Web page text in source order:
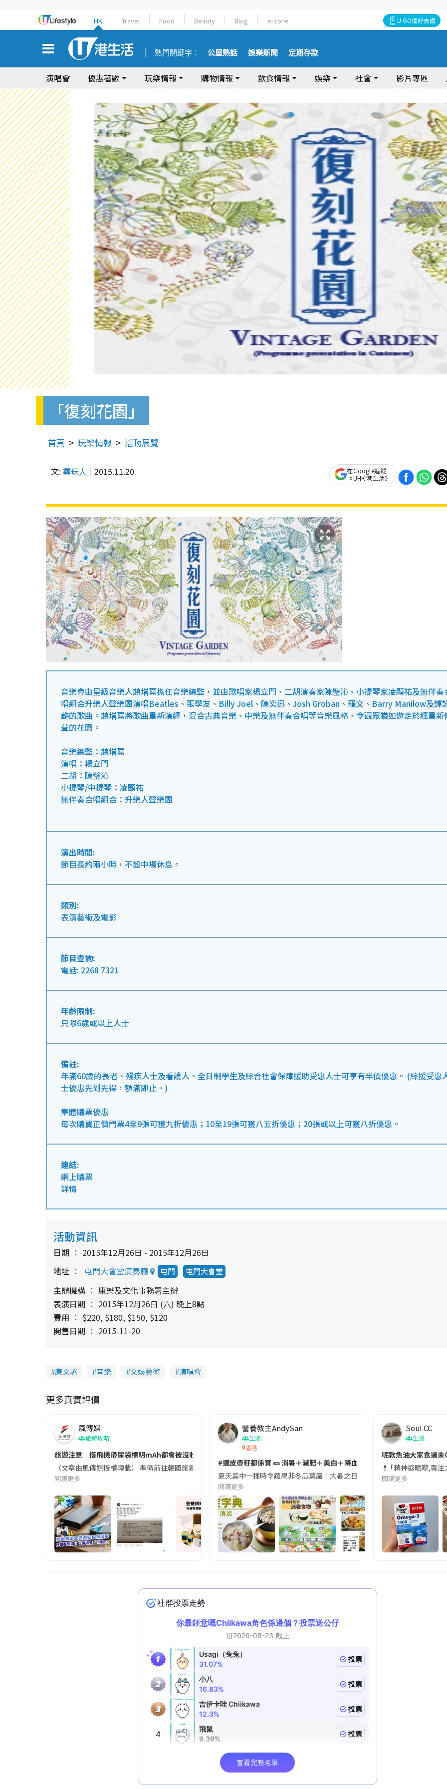
HK Travel Food Beauty Blog e-zone U GO搵好去處
熱門關鍵字： 公屋熱話 娛樂新聞 定期存款
演唱會 優惠著數 玩樂情報 購物情報 飲食情報 娛樂 社會 影片專區
「復刻花園」
首頁 玩樂情報 活動展覽
文: 尋玩人 2015.11.20
在Google追蹤
《UHK 港生活》
音樂會由星級音樂人趙增熹擔任音樂總監，並由歌唱家楊立門、二胡演奏家陳璧沁、小提琴家凌顯祐及無伴奏
唱組合升樂人聲樂團演唱Beatles、張學友、Billy Joel、陳奕迅、Josh Groban、羅文、Barry Manilow及譚
麟的歌曲。趙增熹將歌曲重新演繹，混合古典音樂、中樂及無伴奏合唱等音樂風格，令觀眾猶如遊走於經重新
葺的花園。
音樂總監：趙增熹
演唱：楊立門
二胡：陳璧沁
小提琴/中提琴：凌顯祐
無伴奏合唱組合：升樂人聲樂團
演出時間:
節目長約兩小時，不設中場休息。
類別:
表演藝術及電影
節目查詢:
電話: 2268 7321
年齡限制:
只限6歲或以上人士
備註:
年滿60歲的長者、殘疾人士及看護人、全日制學生及綜合社會保障援助受惠人士可享有半價優惠。 (綜援受惠
士優惠先到先得，額滿即止。)
集體購票優惠
每次購買正價門票4至9張可獲九折優惠；10至19張可獲八五折優惠；20張或以上可獲八折優惠。
連結:
網上購票
詳情
活動資訊
日期
2015年12月26日 - 2015年12月26日
地址
屯門大會堂演奏廳 屯門 屯門大會堂
主辦機構
康樂及文化事務署主辦
表演日期
2015年12月26日 (六) 晚上8點
費用
$220, $180, $150, $120
開售日期
2015-11-20
康文署 音樂 文娛藝術 演唱會
更多真實評價
風傳媒
旅遊攻略
旅遊注意｜搭飛機帶尿袋標明mAh都會被沒收😱出發前切記檢查「1標示」🚨
（文章由風傳媒授權轉載） 準備前往韓國旅遊的民眾，近期要特別留意隨身行李中的行動電源。一名旅客日前在機場安檢
閱讀更多
營養教主AndySan
生活
香港
#連皮帶籽都係寶 🥒 消暑＋減肥＋美白＋降血脂
夏天其中一種時令蔬果非冬瓜莫屬！大暑之日，點都要飲碗冬瓜湯消暑
閱讀更多
Soul CC
生活
呢款魚油大家食過未
💊 ｢精神返晒嚟,專
閱讀更多